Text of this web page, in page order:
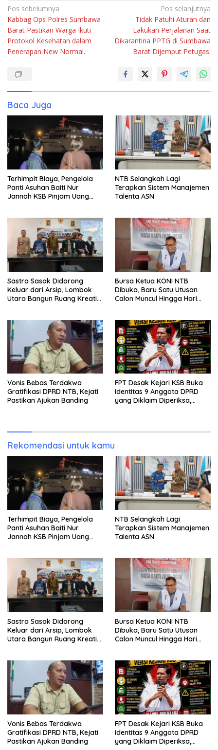
Navigasi
pos
Pos sebelumnya
Kabbag Ops Polres Sumbawa
Barat Pastikan Warga Ikuti
Protokol Kesehatan dalam
Penerapan New Normal.
Pos selanjutnya
Tidak Patuhi Aturan dan
Lakukan Perjalanan Saat
Dikarantina PPTG di Sumbawa
Barat Dijemput Petugas.
Baca Juga
Terhimpit Biaya, Pengelola
Panti Asuhan Baiti Nur
Jannah KSB Pinjam Uang
Kunjung Tuntas
NTB Selangkah Lagi
Terapkan Sistem Manajemen
Talenta ASN
Sastra Sasak Didorong
Keluar dari Arsip, Lombok
Utara Bangun Ruang Kreatif
Bursa Ketua KONI NTB
Dibuka, Baru Satu Utusan
Calon Muncul Hingga Hari
Vonis Bebas Terdakwa
Gratifikasi DPRD NTB, Kejati
Pastikan Ajukan Banding
FPT Desak Kejari KSB Buka
Identitas 9 Anggota DPRD
yang Diklaim Diperiksa,
Rekomendasi untuk kamu
Terhimpit Biaya, Pengelola
Panti Asuhan Baiti Nur
Jannah KSB Pinjam Uang
Kunjung Tuntas
NTB Selangkah Lagi
Terapkan Sistem Manajemen
Talenta ASN
Sastra Sasak Didorong
Keluar dari Arsip, Lombok
Utara Bangun Ruang Kreatif
Bursa Ketua KONI NTB
Dibuka, Baru Satu Utusan
Calon Muncul Hingga Hari
Vonis Bebas Terdakwa
Gratifikasi DPRD NTB, Kejati
Pastikan Ajukan Banding
FPT Desak Kejari KSB Buka
Identitas 9 Anggota DPRD
yang Diklaim Diperiksa,